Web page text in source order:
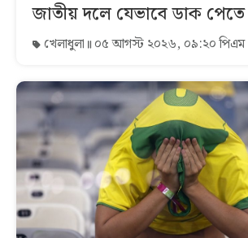
জাতীয় দলে যেভাবে ডাক পেতে
খেলাধুলা ০৫ আগস্ট ২০২৬, ০৯:২০ পিএম